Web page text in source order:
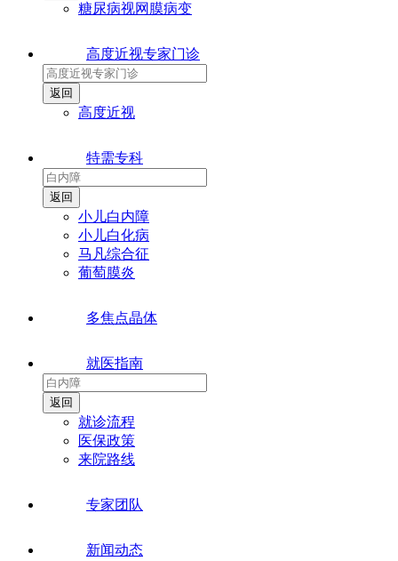
糖尿病视网膜病变
高度近视专家门诊
高度近视
特需专科
小儿白内障
小儿白化病
马凡综合征
葡萄膜炎
多焦点晶体
就医指南
就诊流程
医保政策
来院路线
专家团队
新闻动态